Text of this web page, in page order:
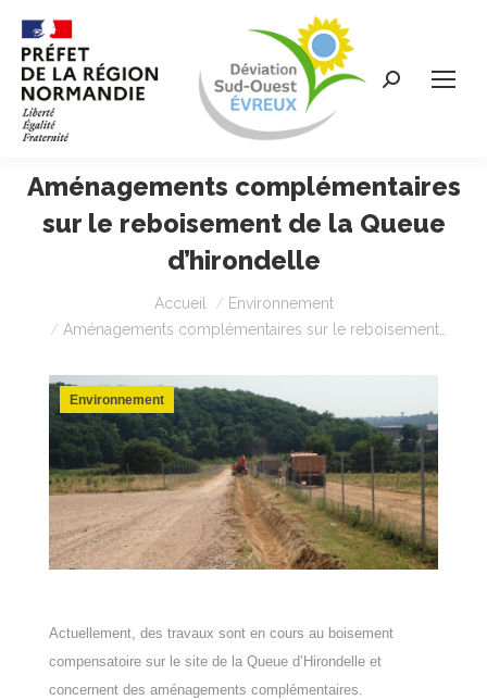
Recherche
Aménagements complémentaires
sur le reboisement de la Queue
d’hirondelle
Accueil
Environnement
Aménagements complémentaires sur le reboisement…
Environnement
Actuellement, des travaux sont en cours au boisement
compensatoire sur le site de la Queue d’Hirondelleet
concernent des aménagements complémentaires.